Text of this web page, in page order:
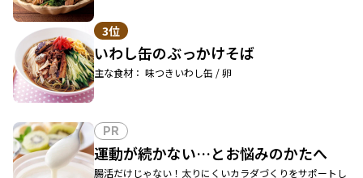
3位
いわし缶のぶっかけそば
主な食材： 味つきいわし缶 / 卵
PR
運動が続かない…とお悩みのかたへ
腸活だけじゃない！太りにくいカラダづくりをサポートし